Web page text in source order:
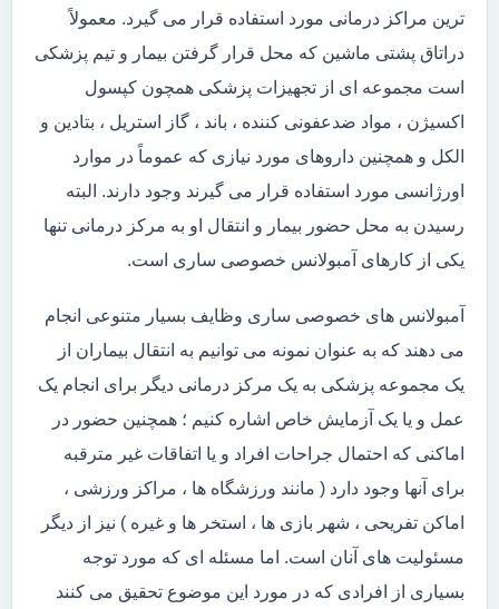
ترین مراکز درمانی مورد استفاده قرار می گیرد. معمولاً
دراتاق پشتی ماشین که محل قرار گرفتن بیمار و تیم پزشکی
است مجموعه ای از تجهیزات پزشکی همچون کپسول
اکسیژن ، مواد ضدعفونی کننده ، باند ، گاز استریل ، بتادین و
الکل و همچنین داروهای مورد نیازی که عموماً در موارد
اورژانسی مورد استفاده قرار می گیرند وجود دارند. البته
رسیدن به محل حضور بیمار و انتقال او به مرکز درمانی تنها
یکی از کارهای آمبولانس خصوصی ساری است.
آمبولانس های خصوصی ساری وظایف بسیار متنوعی انجام
می دهند که به عنوان نمونه می توانیم به انتقال بیماران از
یک مجموعه پزشکی به یک مرکز درمانی دیگر برای انجام یک
عمل و یا یک آزمایش خاص اشاره کنیم ؛ همچنین حضور در
اماکنی که احتمال جراحات افراد و یا اتفاقات غیر مترقبه
برای آنها وجود دارد ( مانند ورزشگاه ها ، مراکز ورزشی ،
اماکن تفریحی ، شهر بازی ها ، استخر ها و غیره ) نیز از دیگر
مسئولیت های آنان است. اما مسئله ای که مورد توجه
بسیاری از افرادی که در مورد این موضوع تحقیق می کنند